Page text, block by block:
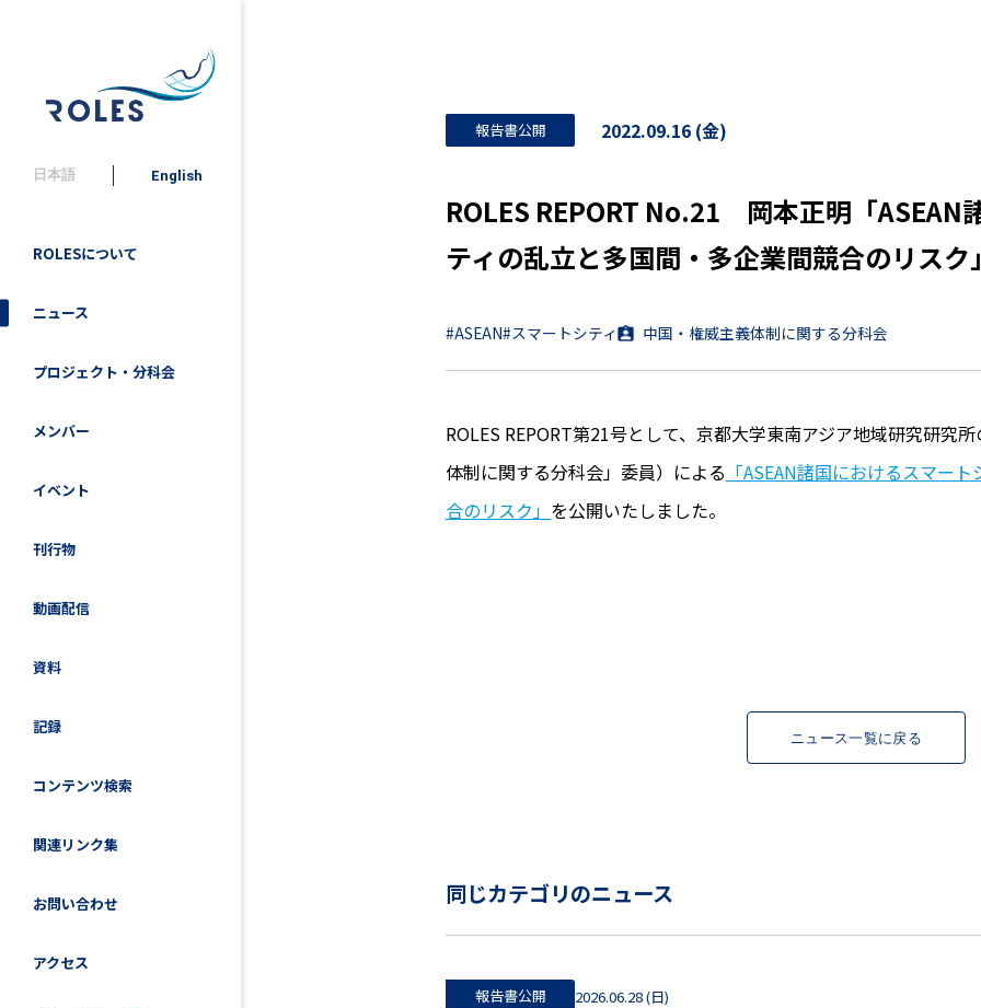
日本語 English
ROLESについて
ニュース
プロジェクト・分科会
メンバー
イベント
刊行物
動画配信
資料
記録
コンテンツ検索
関連リンク集
お問い合わせ
アクセス
報告書公開 2022.09.16 (金)
ROLES REPORT No.21 岡本正明「ASEAN
ティの乱立と多国間・多企業間競合のリス
#ASEAN#スマートシティ 中国・権威主義体制に関する分科会
ROLES REPORT第21号として、京都大学東南アジア地域研究研究所
体制に関する分科会」委員）による 「ASEAN諸国におけるスマー
合のリスク」 を公開いたしました。
ニュース一覧に戻る
同じカテゴリのニュース
報告書公開 2026.06.28 (日)